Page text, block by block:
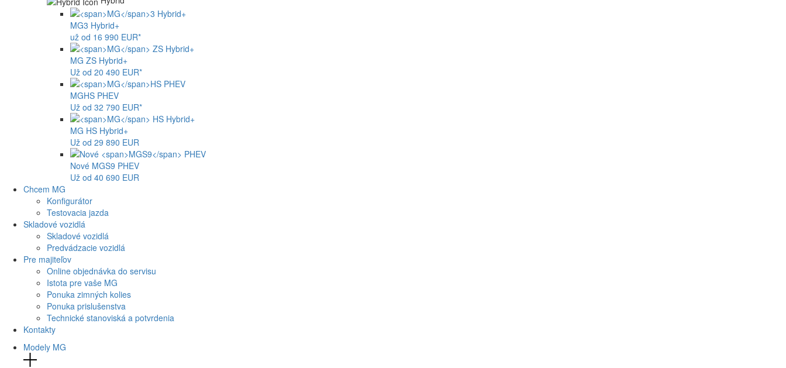
MG3 Hybrid+
už od 16 990 EUR*
MG ZS Hybrid+
Už od 20 490 EUR*
MGHS PHEV
Už od 32 790 EUR*
MG HS Hybrid+
Už od 29 890 EUR
Nové MGS9 PHEV
Už od 40 690 EUR
Chcem MG
Konfigurátor
Testovacia jazda
Skladové vozidlá
Skladové vozidlá
Predvádzacie vozidlá
Pre majiteľov
Online objednávka do servisu
Istota pre vaše MG
Ponuka zimných kolies
Ponuka prislušenstva
Technické stanoviská a potvrdenia
Kontakty
Modely MG